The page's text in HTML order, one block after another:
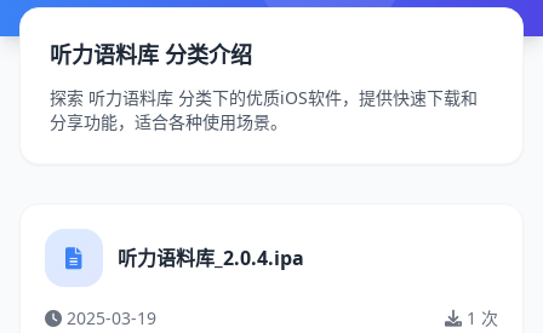
听力语料库 分类介绍
探索 听力语料库 分类下的优质iOS软件，提供快速下载和
分享功能，适合各种使用场景。
听力语料库_2.0.4.ipa
2025-03-19 1 次